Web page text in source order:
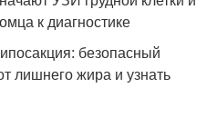
к диагностике
безопасный
лишнего жира и узнать